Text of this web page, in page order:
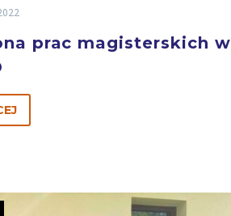
prac magisterskich w